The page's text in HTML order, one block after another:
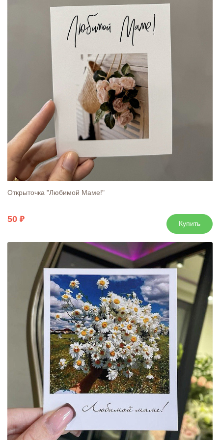
Открыточка "Любимой Маме!"
50 Купить